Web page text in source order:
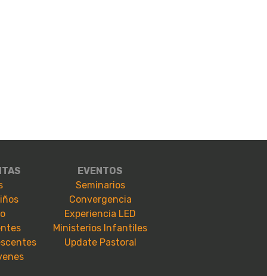
EVENTOS
Seminarios
Convergencia
Experiencia LED
Ministerios Infantiles
Update Pastoral